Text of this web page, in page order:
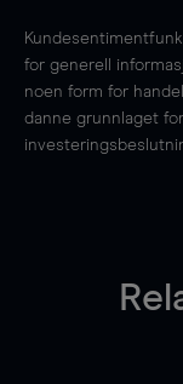
for generell
noen form for
danne grunnlaget